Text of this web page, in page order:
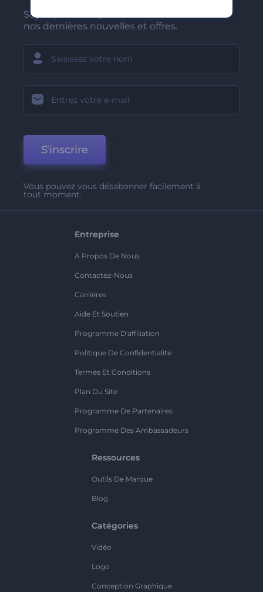
Soyez parmi les premiers à recevoir
nos dernières nouvelles et offres.
S'inscrire
Vous pouvez vous désabonner facilement à
tout moment.
Entreprise
A Propos De Nous
Contactez-Nous
Carrières
Aide Et Soutien
Programme D'affiliation
Politique De Confidentialité
Termes Et Conditions
Plan Du Site
Programme De Partenaires
Programme Des Ambassadeurs
Ressources
Outils De Marque
Blog
Catégories
Vidéo
Logo
Conception Graphique